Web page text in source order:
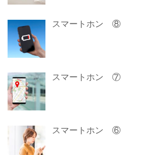
スマートホン ⑧
スマートホン ⑦
スマートホン ⑥